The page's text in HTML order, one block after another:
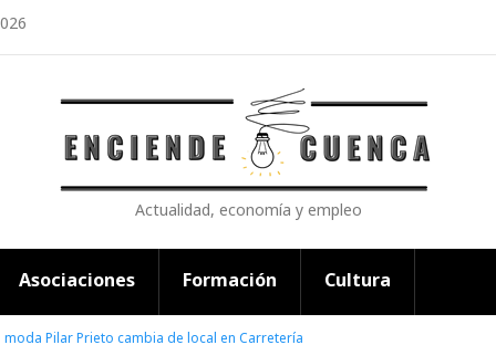
Actualidad, economía y empleo
Asociaciones Formación Cultura
moda Pilar Prieto cambia de local en Carretería